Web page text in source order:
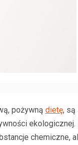
pożywną dietę, są
ekologicznej.
chemiczne,